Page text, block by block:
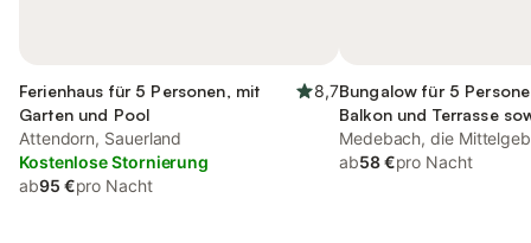
Ferienhaus für 5 Personen, mit
Garten und Pool
8,7
Attendorn, Sauerland
Kostenlose Stornierung
ab95 €pro Nacht
Bungalow für 5
Balkon und Terrasse
Medebach, die
ab58 €pro Nacht